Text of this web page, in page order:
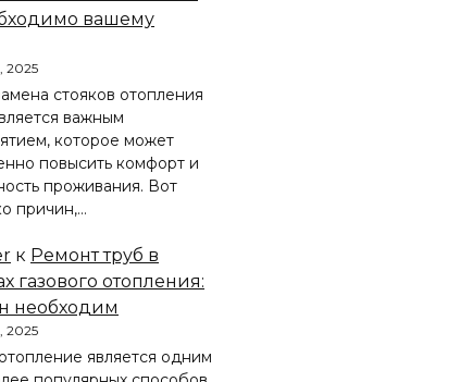
вашему
2025
стояков отопления
важным
которое может
повысить комфорт и
проживания. Вот
причин,…
к Ремонт труб в
газового отопления:
необходим
2025
является одним